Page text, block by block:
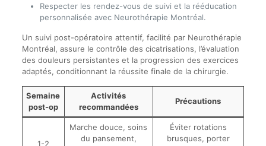
Respecter les rendez-vous de suivi et la rééducation
personnalisée avec Neurothérapie Montréal.
Un suivi post-opératoire attentif, facilité par Neurothérapie
Montréal, assure le contrôle des cicatrisations, l’évaluation
des douleurs persistantes et la progression des exercices
adaptés, conditionnant la réussite finale de la chirurgie.
Semaine
post-op
Activités
recommandées
Précautions
1-2
Marche douce, soins
du pansement,
Éviter rotations
brusques, porter